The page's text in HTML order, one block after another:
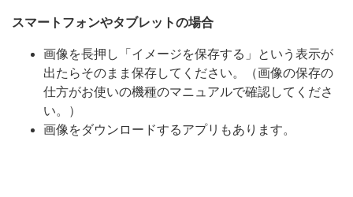
スマートフォンやタブレットの場合
画像を長押し「イメージを保存する」という表示が
出たらそのまま保存してください。（画像の保存の
仕方がお使いの機種のマニュアルで確認してくださ
い。）
画像をダウンロードするアプリもあります。